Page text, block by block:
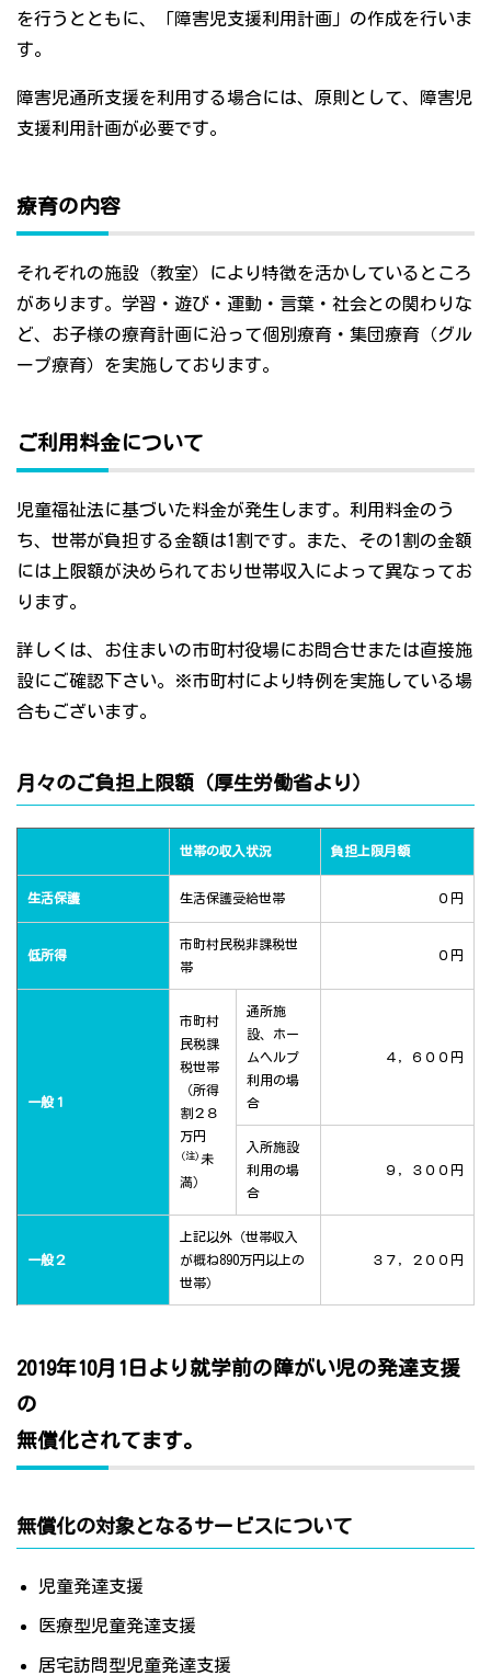
を行うとともに、「障害児支援利用計画」の作成を行いま
す。
障害児通所支援を利用する場合には、原則として、障害児
支援利用計画が必要です。
療育の内容
それぞれの施設（教室）により特徴を活かしているところ
があります。学習・遊び・運動・言葉・社会との関わりな
ど、お子様の療育計画に沿って個別療育・集団療育（グル
ープ療育）を実施しております。
ご利用料金について
児童福祉法に基づいた料金が発生します。利用料金のう
ち、世帯が負担する金額は1割です。また、その1割の金額
には上限額が決められており世帯収入によって異なってお
ります。
詳しくは、お住まいの市町村役場にお問合せまたは直接施
設にご確認下さい。※市町村により特例を実施している場
合もございます。
月々のご負担上限額（厚生労働省より）
世帯の収入状況 負担上限月額
生活保護 生活保護受給世帯 ０円
低所得
市町村民税非課税世
帯
０円
一般１
市町村
民税課
税世帯
（所得
割２８
万円
(注) 未
満）
通所施
設、ホー
ムヘルプ
利用の場
合
４，６００円
入所施設
利用の場
合
９，３００円
一般２
上記以外（世帯収入
が概ね890万円以上の
世帯）
３７，２００円
2019年10月1日より就学前の障がい児の発達支援
の
無償化されてます。
無償化の対象となるサービスについて
児童発達支援
医療型児童発達支援
居宅訪問型児童発達支援